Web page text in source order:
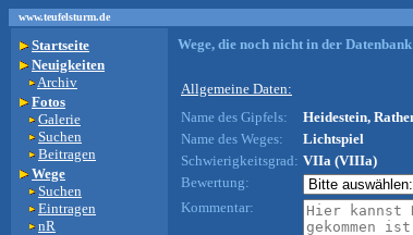
www.teufelsturm.de
Startseite
Neuigkeiten
Archiv
Fotos
Galerie
Suchen
Beitragen
Wege
Suchen
Eintragen
nR
Wege, die noch nicht in der
Allgemeine Daten:
Name des Gipfels:
Heidestein,
Name des Weges:
Lichtspiel
Schwierigkeitsgrad: VIIa (VIIIa)
Bewertung:
Kommentar: